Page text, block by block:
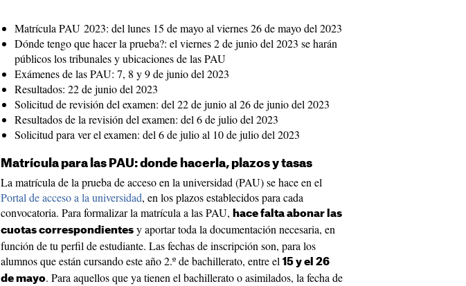
Matrícula PAU 2023: del lunes 15 de mayo al viernes 26 de mayo del 2023
Dónde tengo que hacer la prueba?: el viernes 2 de junio del 2023 se harán
públicos los tribunales y ubicaciones de las PAU
Exámenes de las PAU: 7, 8 y 9 de junio del 2023
Resultados: 22 de junio del 2023
Solicitud de revisión del examen: del 22 de junio al 26 de junio del 2023
Resultados de la revisión del examen: del 6 de julio del 2023
Solicitud para ver el examen: del 6 de julio al 10 de julio del 2023
Matrícula para las PAU: donde hacerla, plazos y tasas
La matrícula de la prueba de acceso en la universidad (PAU) se hace en el
Portal de acceso a la universidad, en los plazos establecidos para cada
convocatoria. Para formalizar la matrícula a las PAU, hace falta abonar las
cuotas correspondientes y aportar toda la documentación necesaria, en
función de tu perfil de estudiante. Las fechas de inscripción son, para los
alumnos que están cursando este año 2.º de bachillerato, entre el 15 y el 26
de mayo. Para aquellos que ya tienen el bachillerato o asimilados, la fecha de